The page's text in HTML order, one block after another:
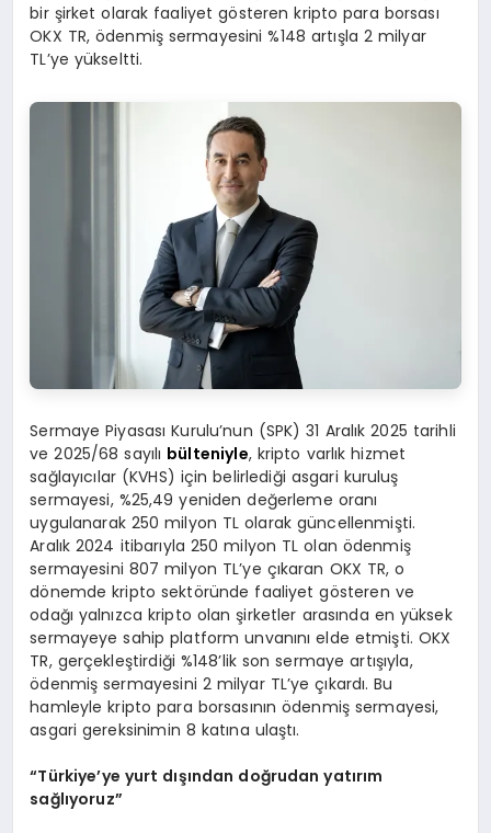
bir şirket olarak faaliyet gösteren kripto para borsası
OKX TR, ödenmiş sermayesini %148 artışla 2 milyar
TL’ye yükseltti.
Sermaye Piyasası Kurulu’nun (SPK) 31 Aralık 2025 tarihli
ve 2025/68 sayılı bülteniyle, kripto varlık hizmet
sağlayıcılar (KVHS) için belirlediği asgari kuruluş
sermayesi, %25,49 yeniden değerleme oranı
uygulanarak 250 milyon TL olarak güncellenmişti.
Aralık 2024 itibarıyla 250 milyon TL olan ödenmiş
sermayesini 807 milyon TL’ye çıkaran OKX TR, o
dönemde kripto sektöründe faaliyet gösteren ve
odağı yalnızca kripto olan şirketler arasında en yüksek
sermayeye sahip platform unvanını elde etmişti. OKX
TR, gerçekleştirdiği %148’lik son sermaye artışıyla,
ödenmiş sermayesini 2 milyar TL’ye çıkardı. Bu
hamleyle kripto para borsasının ödenmiş sermayesi,
asgari gereksinimin 8 katına ulaştı.
“Türkiye’ye yurt dışından doğrudan yatırım
sağlıyoruz”